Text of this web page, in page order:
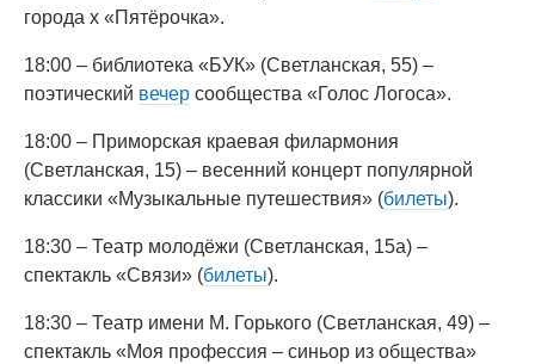
города х «Пятёрочка».
18:00 – библиотека «БУК» (Светланская, 55) –
поэтический вечер сообщества «Голос Логоса».
18:00 – Приморская краевая филармония
(Светланская, 15) – весенний концерт популярной
классики «Музыкальные путешествия» (билеты).
18:30 – Театр молодёжи (Светланская, 15а) –
спектакль «Связи» (билеты).
18:30 – Театр имени М. Горького (Светланская, 49) –
спектакль «Моя профессия – синьор из общества»